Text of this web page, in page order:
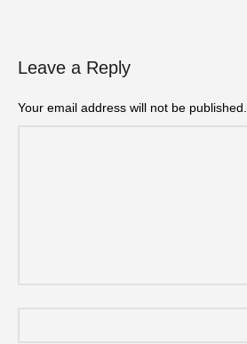
Leave a Reply
Your email address will not be published.